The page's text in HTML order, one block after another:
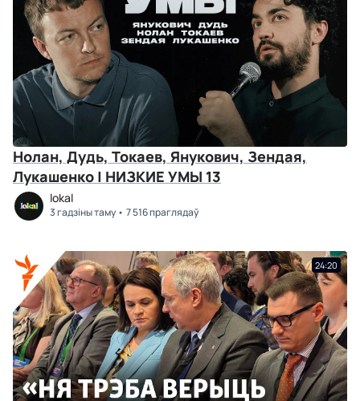
Нолан, Дудь, Токаев, Янукович, Зендая,
Лукашенко | НИЗКИЕ УМЫ 13
lokal
3 гадзіны таму 7 516 праглядаў
24:20